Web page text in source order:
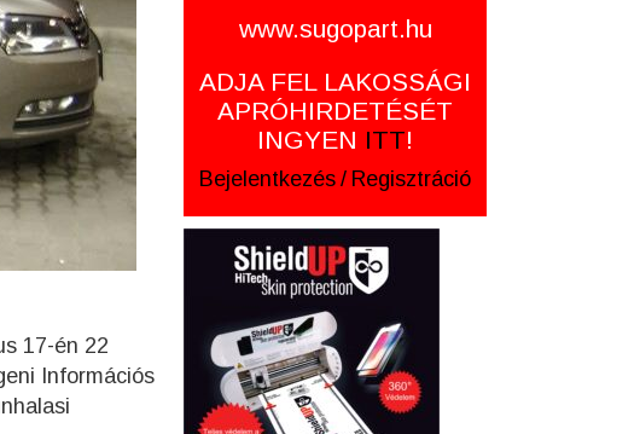
17-én 22
Információs
www.sugopart.hu
ADJA FEL LAKOSSÁGI
APRÓHIRDETÉSÉT
INGYEN ITT!
Bejelentkezés / Regisztráció